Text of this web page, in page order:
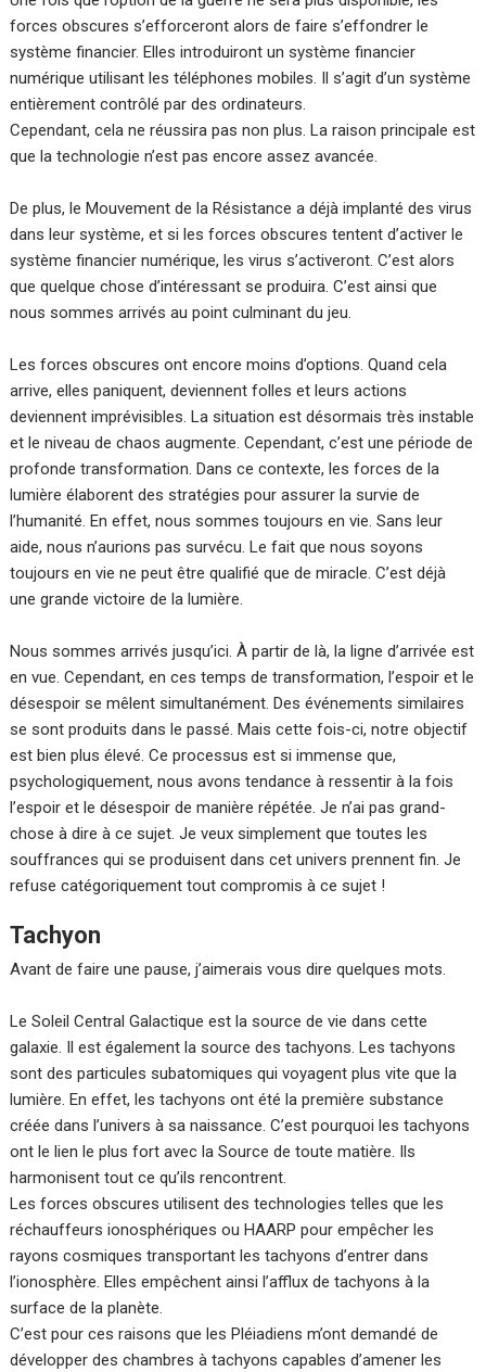
forces obscures s’efforceront alors de faire s’effondrer le
système financier. Elles introduiront un système financier
numérique utilisant les téléphones mobiles. Il s’agit d’un système
entièrement contrôlé par des ordinateurs.
Cependant, cela ne réussira pas non plus. La raison principale est
que la technologie n’est pas encore assez avancée.
De plus, le Mouvement de la Résistance a déjà implanté des virus
dans leur système, et si les forces obscures tentent d’activer le
système financier numérique, les virus s’activeront. C’est alors
que quelque chose d’intéressant se produira. C’est ainsi que
nous sommes arrivés au point culminant du jeu.
Les forces obscures ont encore moins d’options. Quand cela
arrive, elles paniquent, deviennent folles et leurs actions
deviennent imprévisibles. La situation est désormais très instable
et le niveau de chaos augmente. Cependant, c’est une période de
profonde transformation. Dans ce contexte, les forces de la
lumière élaborent des stratégies pour assurer la survie de
l’humanité. En effet, nous sommes toujours en vie. Sans leur
aide, nous n’aurions pas survécu. Le fait que nous soyons
toujours en vie ne peut être qualifié que de miracle. C’est déjà
une grande victoire de la lumière.
Nous sommes arrivés jusqu’ici. À partir de là, la ligne d’arrivée est
en vue. Cependant, en ces temps de transformation, l’espoir et le
désespoir se mêlent simultanément. Des événements similaires
se sont produits dans le passé. Mais cette fois-ci, notre objectif
est bien plus élevé. Ce processus est si immense que,
psychologiquement, nous avons tendance à ressentir à la fois
l’espoir et le désespoir de manière répétée. Je n’ai pas grand-
chose à dire à ce sujet. Je veux simplement que toutes les
souffrances qui se produisent dans cet univers prennent fin. Je
refuse catégoriquement tout compromis à ce sujet !
Tachyon
Avant de faire une pause, j’aimerais vous dire quelques mots.
Le Soleil Central Galactique est la source de vie dans cette
galaxie. Il est également la source des tachyons. Les tachyons
sont des particules subatomiques qui voyagent plus vite que la
lumière. En effet, les tachyons ont été la première substance
créée dans l’univers à sa naissance. C’est pourquoi les tachyons
ont le lien le plus fort avec la Source de toute matière. Ils
harmonisent tout ce qu’ils rencontrent.
Les forces obscures utilisent des technologies telles que les
réchauffeurs ionosphériques ou HAARP pour empêcher les
rayons cosmiques transportant les tachyons d’entrer dans
l’ionosphère. Elles empêchent ainsi l’afflux de tachyons à la
surface de la planète.
C’est pour ces raisons que les Pléiadiens m’ont demandé de
développer des chambres à tachyons capables d’amener les